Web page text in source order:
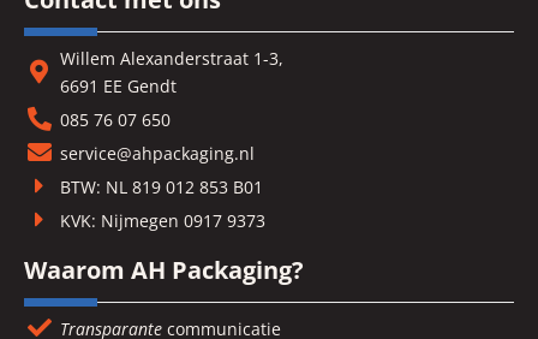
Willem Alexanderstraat 1-3,
6691 EE Gendt
085 76 07 650
service@ahpackaging.nl
BTW: NL 819 012 853 B01
KVK: Nijmegen 0917 9373
Waarom AH Packaging?
Transparante communicatie